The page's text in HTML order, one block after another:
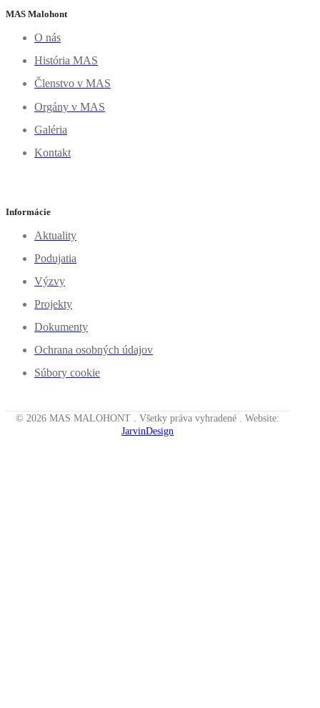
MAS Malohont
O nás
História MAS
Členstvo v MAS
Orgány v MAS
Galéria
Kontakt
Informácie
Aktuality
Podujatia
Výzvy
Projekty
Dokumenty
Ochrana osobných údajov
Súbory cookie
© 2026 MAS MALOHONT . Všetky práva vyhradené . Website:
JarvinDesign